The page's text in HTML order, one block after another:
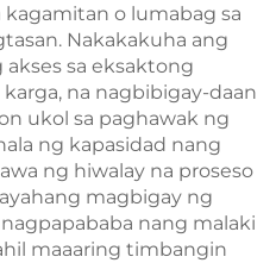
kagamitan o lumabag sa
Nakakakuha ang
sa eksaktong
na nagbibigay-daan
ukol sa paghawak ng
ng kapasidad nang
ng hiwalay na proseso
magbigay ng
nang malaki
maaaring timbangin